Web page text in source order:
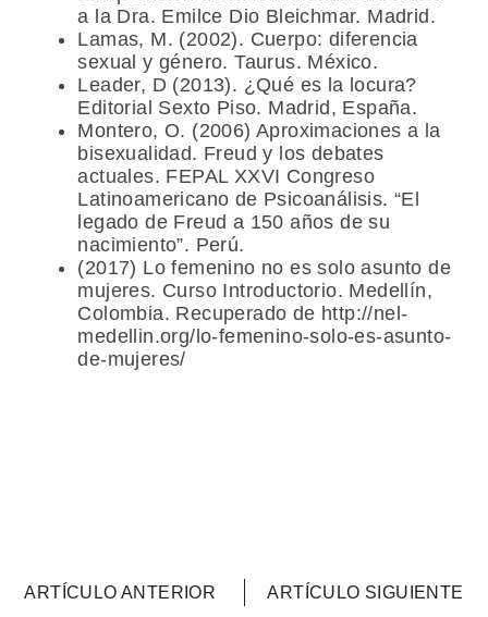
a la Dra. Emilce Dio Bleichmar. Madrid.
Lamas, M. (2002). Cuerpo: diferencia
sexual y género. Taurus. México.
Leader, D (2013). ¿Qué es la locura?
Editorial Sexto Piso. Madrid, España.
Montero, O. (2006) Aproximaciones a la
bisexualidad. Freud y los debates
actuales. FEPAL XXVI Congreso
Latinoamericano de Psicoanálisis. “El
legado de Freud a 150 años de su
nacimiento”. Perú.
(2017) Lo femenino no es solo asunto de
mujeres. Curso Introductorio. Medellín,
Colombia. Recuperado de http://nel-
medellin.org/lo-femenino-solo-es-asunto-
de-mujeres/
ARTÍCULO ANTERIOR ARTÍCULO SIGUIENTE